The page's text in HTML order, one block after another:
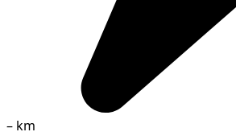
– km